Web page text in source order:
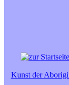
Kunst der